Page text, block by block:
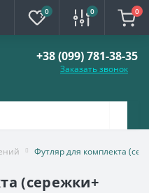
0 0 0
+38 (099) 781-38-35
Заказать звонок
Футляр для комплекта
(сережки+